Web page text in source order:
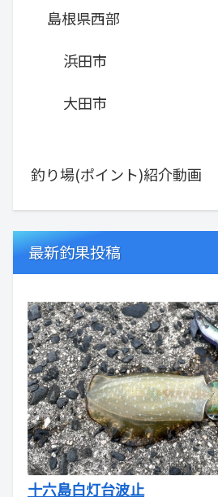
島根県西部
浜田市
大田市
釣り場(ポイント)紹介動画
最新釣果投稿
十六島白灯台波止